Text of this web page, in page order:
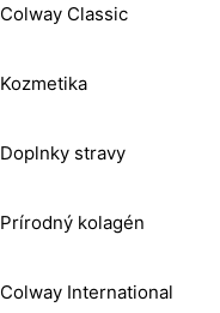
Colway Classic
Kozmetika
Doplnky stravy
Prírodný kolagén
Colway International